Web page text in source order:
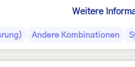
Weitere
Andere Kombinationen